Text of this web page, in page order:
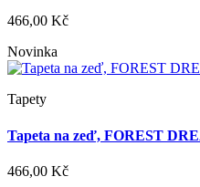
466,00 Kč
Novinka
Tapety
Tapeta na zeď, FOREST
466,00 Kč